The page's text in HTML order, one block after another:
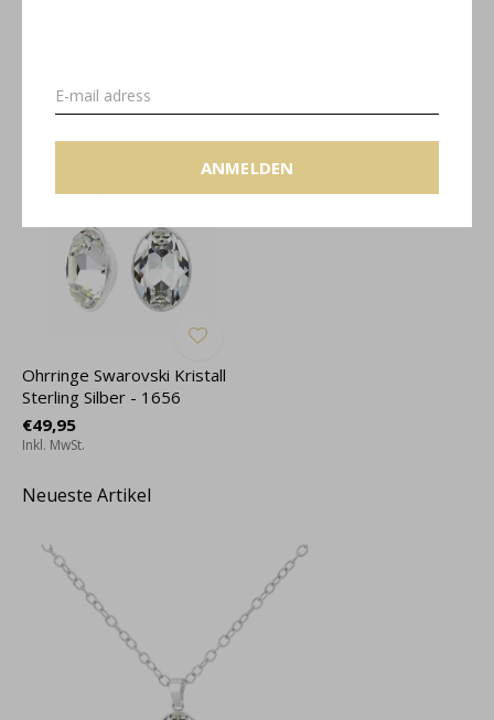
ANMELDEN
Related articles
Ohrringe Swarovski Kristall
Sterling Silber - 1656
€49,95
Inkl. MwSt.
Neueste Artikel